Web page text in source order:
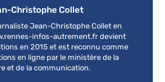
Christophe Collet
Jean-Christophe Collet en
infos-autrement.fr devient
en 2015 et est reconnu comme
en ligne par le ministère de la
et de la communication.